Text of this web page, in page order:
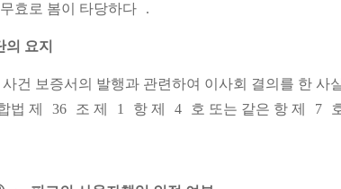
효로 봄이 타당하다
.
의 요지
건 보증서의 발행과 관련하여 이사회 결의를 한 사
법 제
36 조 제 1 항 제 4 호 또는 같은 항 제 7